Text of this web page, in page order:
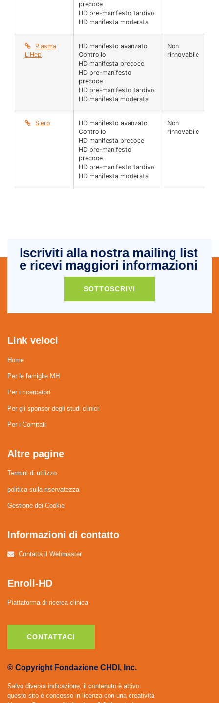
precoce
HD pre-manifesto tardivo
HD manifesta moderata
Plasma
LiHep
HD manifesto avanzato
Controllo
HD manifesta precoce
HD pre-manifesto
precoce
HD pre-manifesto tardivo
HD manifesta moderata
Non
rinnovabile
Siero
HD manifesto avanzato
Controllo
HD manifesta precoce
HD pre-manifesto
precoce
HD pre-manifesto tardivo
HD manifesta moderata
Non
rinnovabile
Iscriviti alla nostra mailing list
e ricevi maggiori informazioni
SOTTOSCRIVI
Link veloci
Home
Per le famiglie MH
Per i ricercatori
Per gli sponsor degli studi clinici
Per i Comitati
Altre pagine
Termini di utilizzo
politica sulla riservatezza
Gestione dei Cookie
Informazioni di contatto
Contatta il Webmaster
Enroll-HD
Piattaforma di ricerca clinica
CONTATTACI
© Copyright Fondazione CHDI, Inc.
Salvo diversa indicazione, il contenuto è attivo
questo sito è concesso in licenza con una creatività